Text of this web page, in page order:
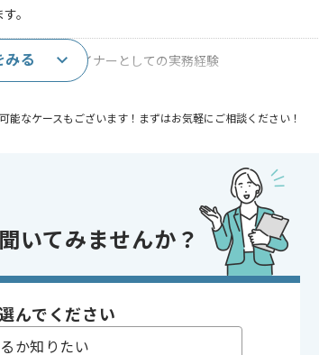
。
ウンドデザイナーとしての実務経験
なケースもございます！まずはお気軽にご相談ください！
クト , 急募 , ゲーム好き歓迎 , BtoC向け , 自社サービスあ
みる
いてみませんか？
んでください
か知りたい